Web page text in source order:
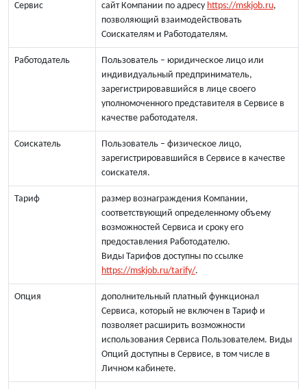
Сервис сайт Компании по адресу https://mskjob.ru,
позволяющий взаимодействовать
Соискателям и Работодателям.
Работодатель
Пользователь – юридическое лицо или
индивидуальный предприниматель,
зарегистрировавшийся в лице своего
уполномоченного представителя в Сервисе в
качестве работодателя.
Соискатель
Пользователь – физическое лицо,
зарегистрировавшийся в Сервисе в качестве
соискателя.
Тариф
размер вознаграждения Компании,
соответствующий определенному объему
возможностей Сервиса и сроку его
предоставления Работодателю.
Виды Тарифов доступны по ссылке
https://mskjob.ru/tarify/.
Опция
дополнительный платный функционал
Сервиса, который не включен в Тариф и
позволяет расширить возможности
использования Сервиса Пользователем. Виды
Опций доступны в Сервисе, в том числе в
Личном кабинете.